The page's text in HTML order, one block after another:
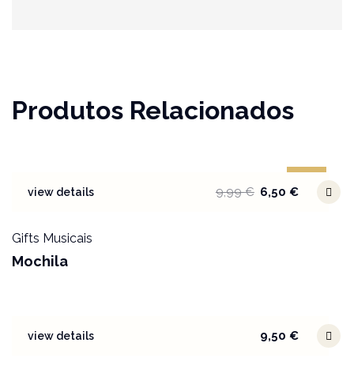
Produtos Relacionados
view details 9,99€ 6,50 €
Gifts Musicais
Mochila
view details 9,50 €